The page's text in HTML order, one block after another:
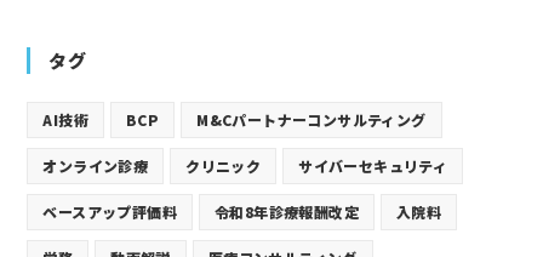
タグ
AI技術 BCP M&Cパートナーコンサルティング
オンライン診療 クリニック サイバーセキュリティ
ベースアップ評価料 令和8年診療報酬改定 入院料